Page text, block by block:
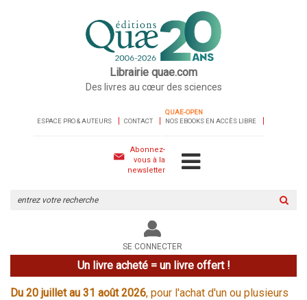
Librairie quae.com
Des livres au cœur des sciences
ESPACE PRO & AUTEURS CONTACT
QUAE-OPEN
NOS EBOOKS EN ACCÈS LIBRE
Abonnez-
vous à la
newsletter
le
site
SE CONNECTER
Un livre acheté = un livre offert !
Du 20 juillet au 31 août 2026, pour l'achat d'un ou plusieurs